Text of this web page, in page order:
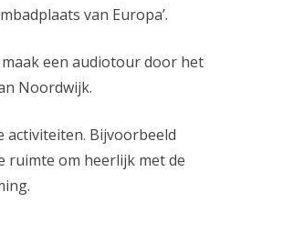
van Europa’.
een audiotour door het
Noordwijk.
activiteiten. Bijvoorbeeld
ruimte om heerlijk met de